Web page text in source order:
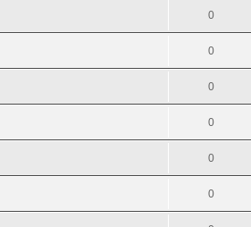
0
0
0
0
0
0